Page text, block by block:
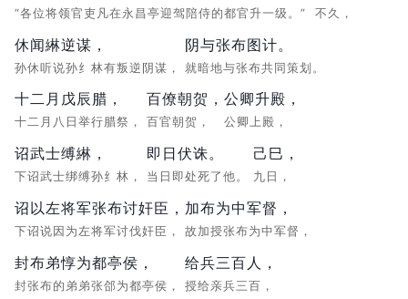
“各位将领官吏凡在永昌亭迎驾陪侍的都官升一级。” 不久，
休闻綝逆谋，
孙休听说孙纟林有叛逆阴谋，
阴与张布图计。
就暗地与张布共同策划。
十二月戊辰腊，
十二月八日举行腊祭，
百僚朝贺，
百官朝贺，
公卿升殿，
公卿上殿，
诏武士缚綝，
下诏武士绑缚孙纟林，
即日伏诛。
当日即处死了他。
己巳，
九日，
诏以左将军张布讨奸臣，
下诏说因为左将军讨伐奸臣，
加布为中军督，
故加授张布为中军督，
封布弟惇为都亭侯，
封张布的弟弟张郃为都亭侯，
给兵三百人，
授给亲兵三百，